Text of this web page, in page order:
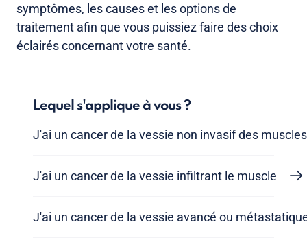
symptômes, les causes et les options de
traitement afin que vous puissiez faire des choix
éclairés concernant votre santé.
Lequel s'applique à vous ?
J'ai un cancer de la vessie non invasif des muscles
J'ai un cancer de la vessie infiltrant le muscle
J'ai un cancer de la vessie avancé ou